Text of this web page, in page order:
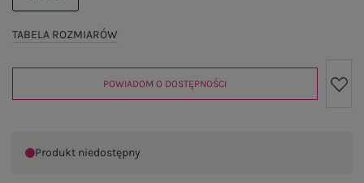
TABELA ROZMIARÓW
POWIADOM O DOSTĘPNOŚCI
Produkt niedostępny